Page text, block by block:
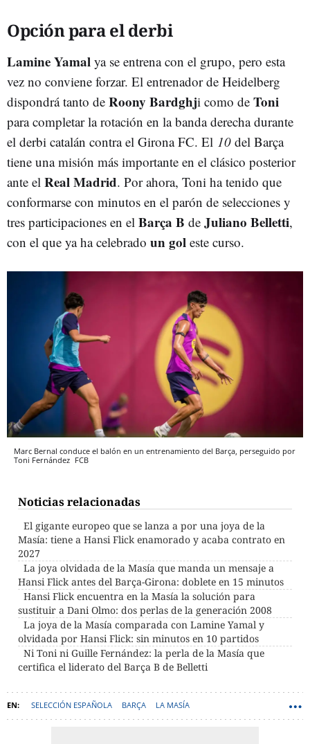
Opción para el derbi
Lamine Yamal ya se entrena con el grupo, pero esta
vez no conviene forzar. El entrenador de Heidelberg
dispondrá tanto de Roony Bardghji como de Toni
para completar la rotación en la banda derecha durante
el derbi catalán contra el Girona FC. El 10 del Barça
tiene una misión más importante en el clásico posterior
ante el Real Madrid. Por ahora, Toni ha tenido que
conformarse con minutos en el parón de selecciones y
tres participaciones en el Barça B de Juliano Belletti,
con el que ya ha celebrado un gol este curso.
Marc Bernal conduce el balón en un entrenamiento del Barça, perseguido por
Toni Fernández FCB
Noticias relacionadas
El gigante europeo que se lanza a por una joya de la
Masía: tiene a Hansi Flick enamorado y acaba contrato en
2027
La joya olvidada de la Masía que manda un mensaje a
Hansi Flick antes del Barça-Girona: doblete en 15 minutos
Hansi Flick encuentra en la Masía la solución para
sustituir a Dani Olmo: dos perlas de la generación 2008
La joya de la Masía comparada con Lamine Yamal y
olvidada por Hansi Flick: sin minutos en 10 partidos
Ni Toni ni Guille Fernández: la perla de la Masía que
certifica el liderato del Barça B de Belletti
SELECCIÓN ESPAÑOLA BARÇA LA MASÍA